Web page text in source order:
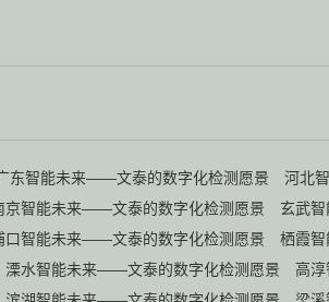
东智能未来——文泰的数字化检测愿景
河北
京智能未来——文泰的数字化检测愿景
玄武
口智能未来——文泰的数字化检测愿景
栖霞
溧水智能未来——文泰的数字化检测愿景
高